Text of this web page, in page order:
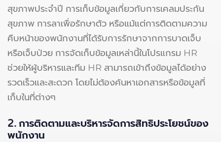
สุขภาพประจำปี การเก็บข้อมูลเกี่ยวกับการเคลมประกัน
สุขภาพ การลาเพื่อรักษาตัว หรือแม้แต่การติดตามความ
คืบหน้าของพนักงานที่ได้รับการรักษาจากการบาดเจ็บ
หรือเจ็บป่วย การจัดเก็บข้อมูลเหล่านี้ในโปรแกรม HR
ช่วยให้ผู้บริหารและทีม HR สามารถเข้าถึงข้อมูลได้อย่าง
รวดเร็วและสะดวก โดยไม่ต้องค้นหาเอกสารหรือข้อมูลที่
เก็บในที่ต่างๆ
2. การติดตามและบริหารจัดการสิทธิประโยชน์ของ
พนักงาน